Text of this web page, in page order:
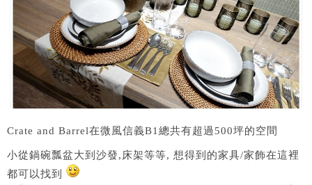
Crate and Barrel在微風信義B1總共有超過500坪的空間
小從鍋碗瓢盆大到沙發,床架等等, 想得到的家具/家飾在這裡
都可以找到